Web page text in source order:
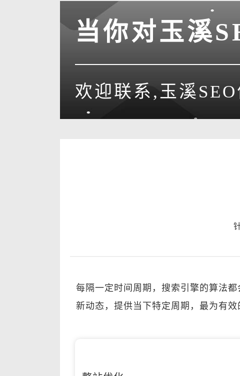
当你对玉溪
欢迎联系,玉溪
每隔一定时间周期，搜索引擎的算法
新动态，提供当下特定周期，最为有效